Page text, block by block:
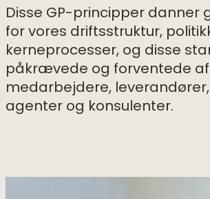
Disse GP-principper danner
for vores driftsstruktur,
kerneprocesser, og disse
påkrævede og forventede af
medarbejdere,
agenter og konsulenter.